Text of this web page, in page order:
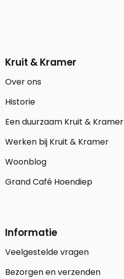
Kruit & Kramer
Over ons
Historie
Een duurzaam Kruit & Kramer
Werken bij Kruit & Kramer
Woonblog
Grand Café Hoendiep
Informatie
Veelgestelde vragen
Bezorgen en verzenden